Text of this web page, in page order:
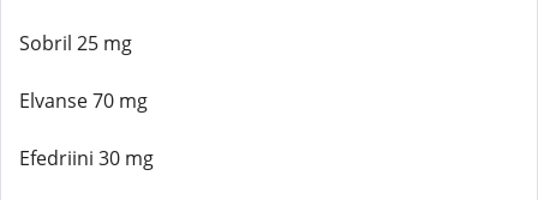
Sobril 25 mg
Elvanse 70 mg
Efedriini 30 mg